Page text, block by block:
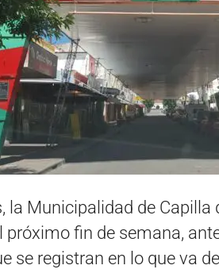
la Municipalidad de
próximo fin de semana,
se registran en lo que va